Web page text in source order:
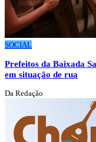
SOCIAL
Prefeitos da Baixada
em situação de rua
Da Redação